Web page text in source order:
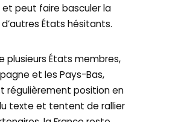
peut faire basculer la
États hésitants.
plusieurs États membres,
et les Pays-Bas,
régulièrement position en
texte et tentent de rallier